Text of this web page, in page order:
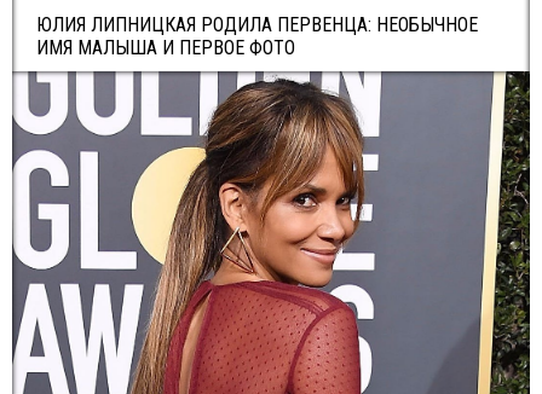
ЮЛИЯ ЛИПНИЦКАЯ РОДИЛА ПЕРВЕНЦА: НЕОБЫЧНОЕ
ИМЯ МАЛЫША И ПЕРВОЕ ФОТО